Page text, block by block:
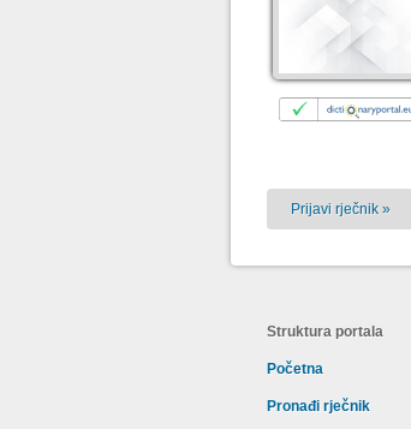
Prijavi rječnik »
Struktura portala
Početna
Pronađi rječnik